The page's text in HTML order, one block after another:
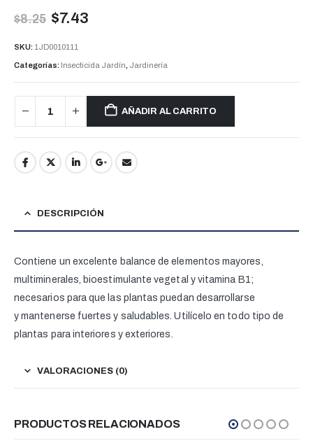
$8.25 $7.43
SKU: 1JD0010111
Categorías: Insecticida Jardín, Jardinería
AÑADIR AL CARRITO
DESCRIPCIÓN
Contiene un excelente balance de elementos mayores,
multiminerales, bioestimulante vegetal y vitamina B1;
necesarios para que las plantas puedan desarrollarse
y mantenerse fuertes y saludables. Utilícelo en todo tipo de
plantas para interiores y exteriores.
VALORACIONES (0)
PRODUCTOS RELACIONADOS